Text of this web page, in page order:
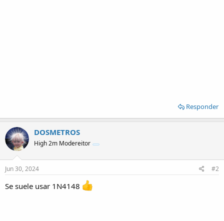
Responder
DOSMETROS
High 2m Modereitor
Jun 30, 2024 #2
Se suele usar 1N4148